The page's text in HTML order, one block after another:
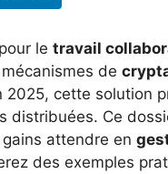
le travail
de
2025, cette solution
distribuées. Ce
gains attendre en
des exemples